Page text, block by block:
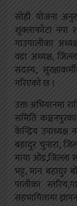
सोही योजना
शुक्लाफाँटा नपा
गाउपालीका
वडा अध्यक्ष,
सदस्य,
गरिएको छ ।
उक्त अभियानमा
समिति
केन्द्रिय
बहादुर चुनारा,
माया ओड,जिल्ला
भट्ट, मान बहादुर
पालीका
सहभागितामा